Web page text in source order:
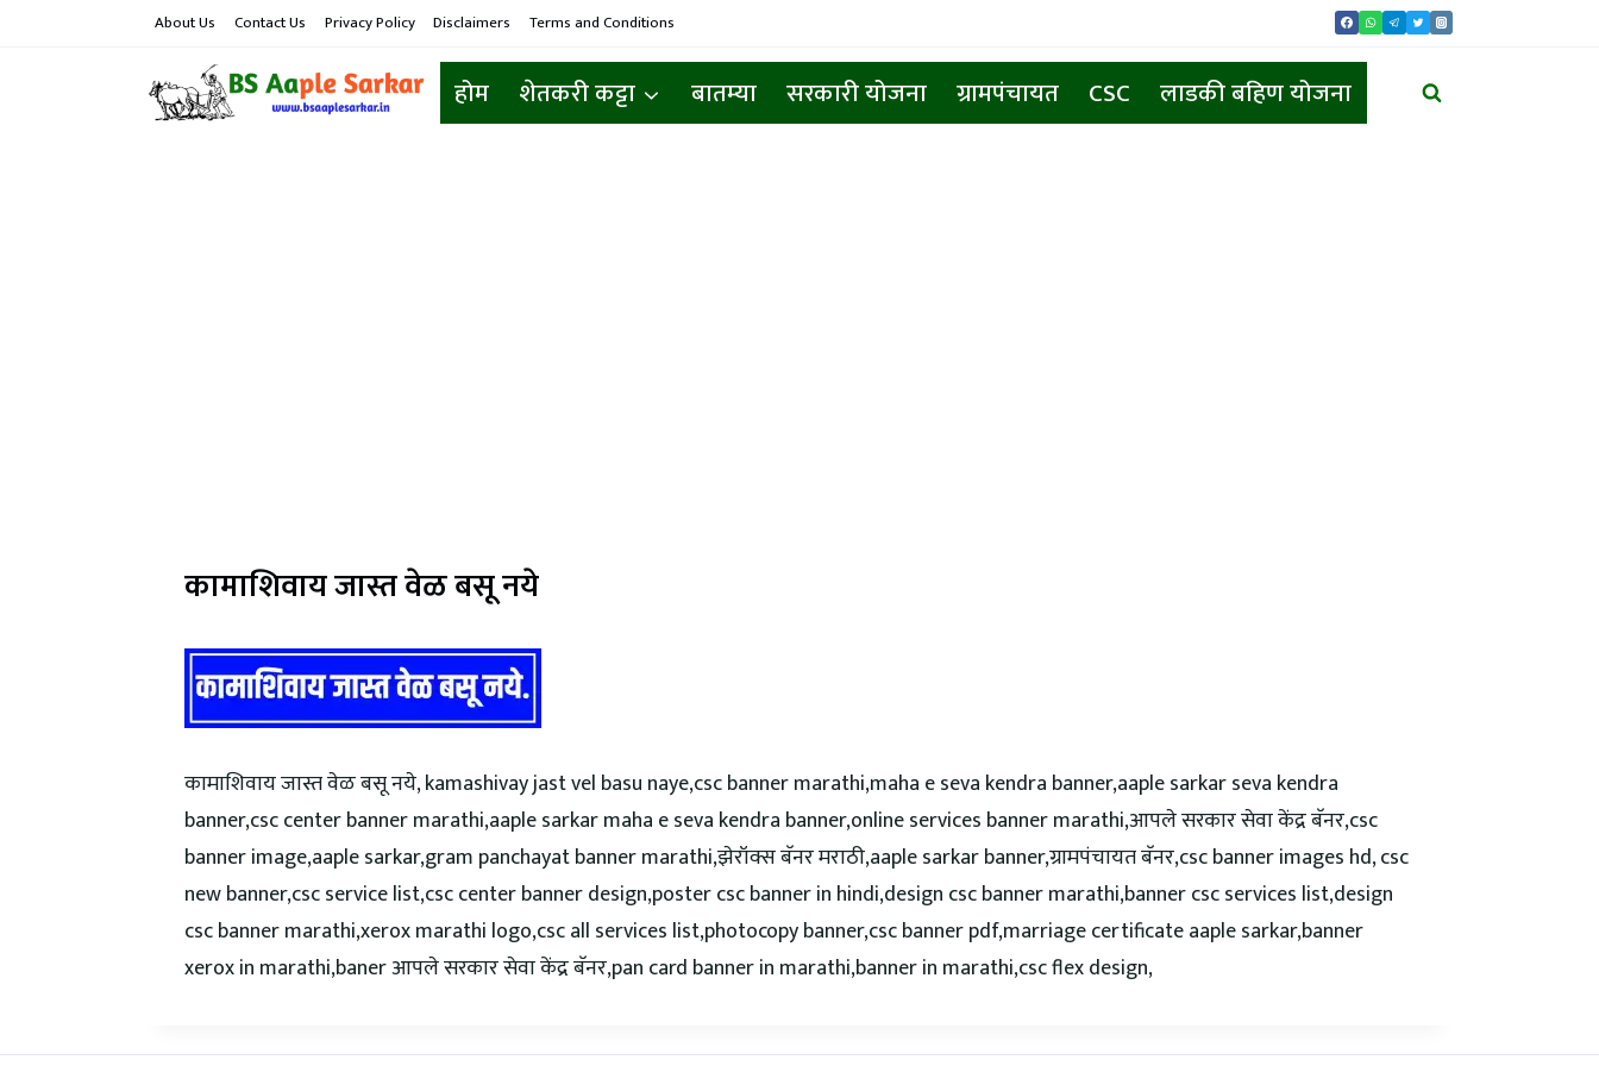
About Us Contact Us Privacy Policy Disclaimers Terms and Conditions
होम शेतकरी कट्टा बातम्या सरकारी योजना ग्रामपंचायत CSC लाडकी बहिण योजना
कामाशिवाय जास्त वेळ बसू नये
कामाशिवाय जास्त वेळ बसू नये, kamashivay jast vel basu naye,csc banner marathi,maha e seva kendra banner,aaple sarkar seva kendra
banner,csc center banner marathi,aaple sarkar maha e seva kendra banner,online services banner marathi,आपले सरकार सेवा केंद्र बॅनर,csc
banner image,aaple sarkar,gram panchayat banner marathi,झेरॉक्स बॅनर मराठी,aaple sarkar banner,ग्रामपंचायत बॅनर,csc banner images hd, csc
new banner,csc service list,csc center banner design,poster csc banner in hindi,design csc banner marathi,banner csc services list,design
csc banner marathi,xerox marathi logo,csc all services list,photocopy banner,csc banner pdf,marriage certificate aaple sarkar,banner
xerox in marathi,baner आपले सरकार सेवा केंद्र बॅनर,pan card banner in marathi,banner in marathi,csc flex design,